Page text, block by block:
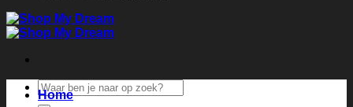
Zoeken
naar:
Home